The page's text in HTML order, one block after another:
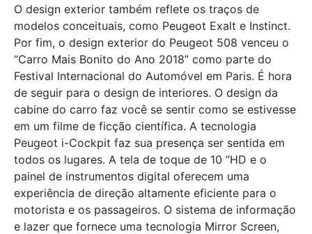
O design exterior também reflete os traços de
modelos conceituais, como Peugeot Exalt e Instinct.
Por fim, o design exterior do Peugeot 508 venceu o
“Carro Mais Bonito do Ano 2018” como parte do
Festival Internacional do Automóvel em Paris. É hora
de seguir para o design de interiores. O design da
cabine do carro faz você se sentir como se estivesse
em um filme de ficção científica. A tecnologia
Peugeot i-Cockpit faz sua presença ser sentida em
todos os lugares. A tela de toque de 10 ”HD e o
painel de instrumentos digital oferecem uma
experiência de direção altamente eficiente para o
motorista e os passageiros. O sistema de informação
e lazer que fornece uma tecnologia Mirror Screen,